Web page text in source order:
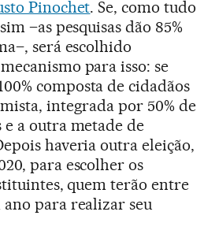
Pinochet. Se, como tudo
–as pesquisas dão 85%
será escolhido
para isso: se
composta de cidadãos
integrada por 50% de
e a outra metade de
haveria outra eleição,
para escolher os
quem terão entre
ano para realizar seu